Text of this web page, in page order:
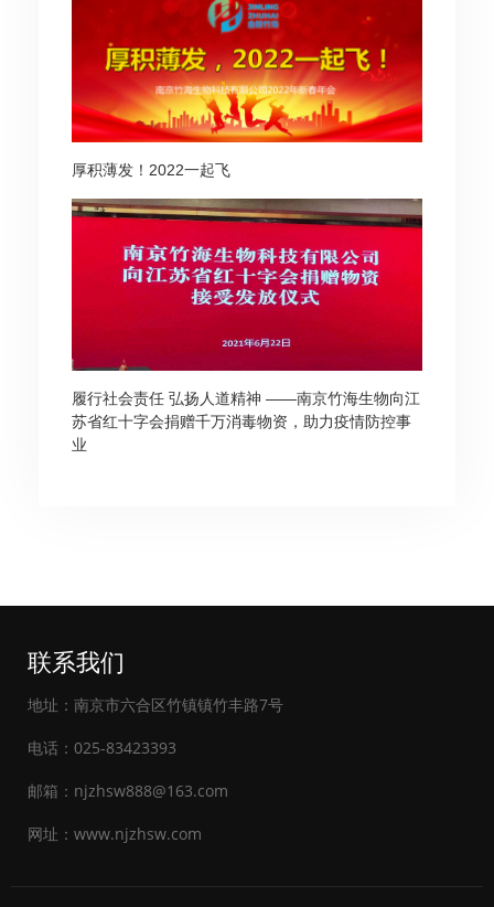
厚积薄发！2022一起飞
履行社会责任 弘扬人道精神 ——南京竹海生物向江
苏省红十字会捐赠千万消毒物资，助力疫情防控事
业
联系我们
地址：南京市六合区竹镇镇竹丰路7号
电话：025-83423393
邮箱：njzhsw888@163.com
网址：www.njzhsw.com